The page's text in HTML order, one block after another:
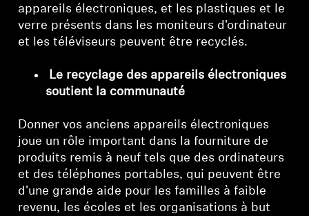
appareils électroniques, et les plastiques et le
verre présents dans les moniteurs d'ordinateur
et les téléviseurs peuvent être recyclés.
Le recyclage des appareils électroniques
soutient la communauté
Donner vos anciens appareils électroniques
joue un rôle important dans la fourniture de
produits remis à neuf tels que des ordinateurs
et des téléphones portables, qui peuvent être
d'une grande aide pour les familles à faible
revenu, les écoles et les organisations à but